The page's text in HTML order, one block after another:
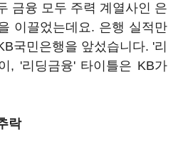
금융 모두 주력 계열사인 은
이끌었는데요. 은행 실적만
국민은행을 앞섰습니다. '리
, '리딩금융' 타이틀은 KB가
락